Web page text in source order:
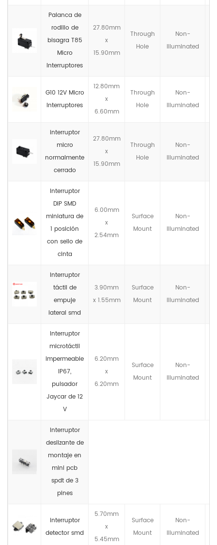
Palanca de
rodillo de
bisagra T85
Micro
Interruptores
27.80mm
x
15.90mm
Through
Hole
Non-
llluminated
G10 12V Micro
Interruptores
12.80mm
x
6.60mm
Through
Hole
Non-
llluminated
interruptor
micro
normalmente
cerrado
27.80mm
x
15.90mm
Through
Hole
Non-
llluminated
Interruptor
DIP SMD
miniatura de
1 posición
con sello de
cinta
6.00mm
x
2.54mm
Surface
Mount
Non-
llluminated
Interruptor
táctil de
empuje
lateral smd
3.90mm
x 1.55mm
Surface
Mount
Non-
llluminated
Interruptor
microtáctil
impermeable
IP67,
pulsador
Jaycar de 12
V
6.20mm
x
6.20mm
Surface
Mount
Non-
llluminated
Interruptor
deslizante de
montaje en
mini pcb
spdt de 3
pines
interruptor
detector smd
5.70mm
x
5.45mm
Surface
Mount
Non-
llluminated